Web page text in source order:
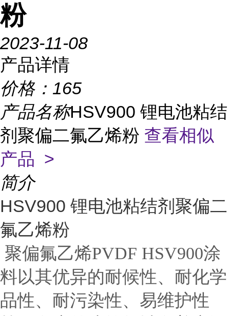
粉
2023-11-08
产品详情
价格： 165
产品名称HSV900 锂电池粘结
剂聚偏二氟乙烯粉 查看相似
产品 >
简介
HSV900 锂电池粘结剂聚偏二
氟乙烯粉
聚偏氟乙烯PVDF HSV900涂
料以其优异的耐候性、耐化学
品性、耐污染性、易维护性